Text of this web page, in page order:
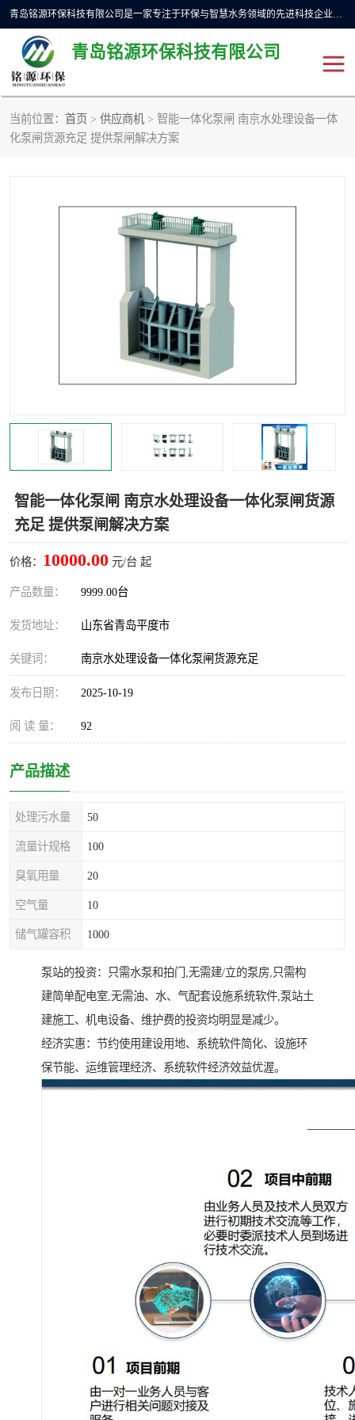
青岛铭源环保科技有限公司是一家专注于环保与智慧水务领域的先进科技企业，公司专注于云智能一体化预制泵站、水务循环利用、海绵城市、云智慧水务开发及新型环保技术研发等领域。铭源环保以为客户提供优质产品、专业技术服务为己任。为客户提供量身定制方案，提供多种配置方案满足实际使用要求。严控供货周期，并提供高标准后期维护。以环保为己任，视质量如生命，以技术做先导，靠诚信赢客户。
青岛铭源环保科技有限公司
当前位置： 首页 > 供应商机 > 智能一体化泵闸 南京水处理设备一体
化泵闸货源充足 提供泵闸解决方案
智能一体化泵闸 南京水处理设备一体化泵闸货源
充足 提供泵闸解决方案
价格： 10000.00 元/台 起
产品数量： 9999.00台
发货地址： 山东省青岛平度市
关键词： 南京水处理设备一体化泵闸货源充足
发布日期： 2025-10-19
阅 读 量： 92
产品描述
处理污水量 50
流量计规格 100
臭氧用量 20
空气量 10
储气罐容积 1000
泵站的投资：只需水泵和拍门,无需建/立的泵房,只需构
建简单配电室,无需油、水、气配套设施系统软件,泵站土
建施工、机电设备、维护费的投资均明显是减少。
经济实惠：节约使用建设用地、系统软件简化、设施环
保节能、运维管理经济、系统软件经济效益优渥。
一体化HMPP泵站
液动限流闸门
一体化预制泵站
雨水收集回用装置 门式冲洗装置
一体化污水处理泵房
一体化泵闸
真空冲洗设备
水平自清洗格栅